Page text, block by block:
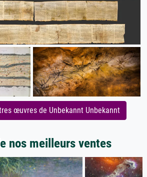
œuvres de Unbekannt Unbekannt
nos meilleurs ventes